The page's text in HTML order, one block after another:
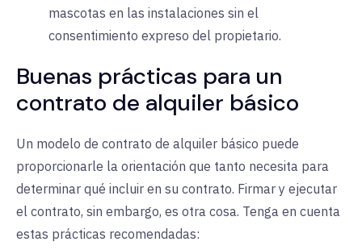
mascotas en las instalaciones sin el
consentimiento expreso del propietario.
Buenas prácticas para un
contrato de alquiler básico
Un modelo de contrato de alquiler básico puede
proporcionarle la orientación que tanto necesita para
determinar qué incluir en su contrato. Firmar y ejecutar
el contrato, sin embargo, es otra cosa. Tenga en cuenta
estas prácticas recomendadas: